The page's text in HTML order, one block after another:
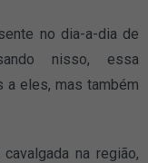
no dia-a-dia de
nisso, essa
a eles, mas também
na região,